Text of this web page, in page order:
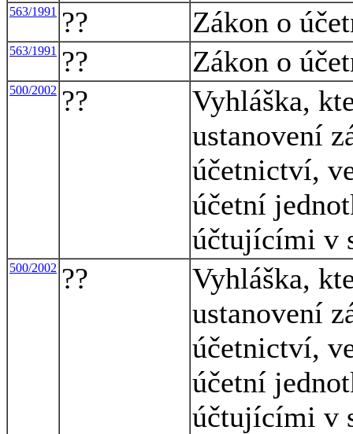
563/1991 ?? Zákon o
563/1991 ?? Zákon o
500/2002 ??
Vyhláška,
ustanovení
účetnictví,
účetní
účtujícími v
500/2002 ??
Vyhláška,
ustanovení
účetnictví,
účetní
účtujícími v